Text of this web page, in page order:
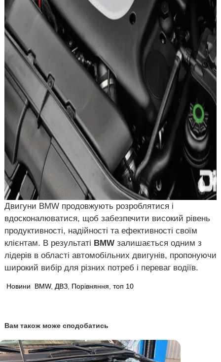
Двигуни BMW продовжують розроблятися і
вдосконалюватися, щоб забезпечити високий рівень
продуктивності, надійності та ефективності своїм
клієнтам. В результаті BMW залишається одним з
лідерів в області автомобільних двигунів, пропонуючи
широкий вибір для різних потреб і переваг водіїв.
Новини BMW, ДВЗ, Порівняння топ 10
Вам також може сподобатись